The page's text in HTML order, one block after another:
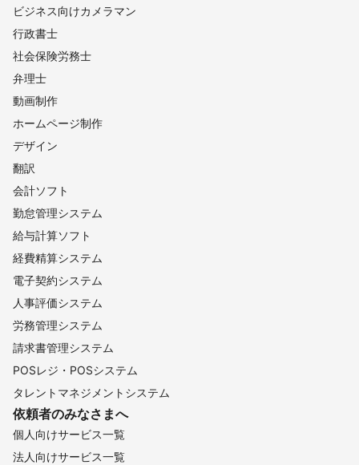
ビジネス向けカメラマン
行政書士
社会保険労務士
弁理士
動画制作
ホームページ制作
デザイン
翻訳
会計ソフト
勤怠管理システム
給与計算ソフト
経費精算システム
電子契約システム
人事評価システム
労務管理システム
請求書管理システム
POSレジ・POSシステム
タレントマネジメントシステム
依頼者のみなさまへ
個人向けサービス一覧
法人向けサービス一覧